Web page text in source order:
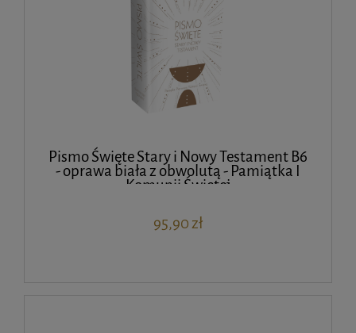
Pismo Święte Stary i Nowy Testament B6
- oprawa biała z obwolutą - Pamiątka I
Komunii Świętej
95,90 zł